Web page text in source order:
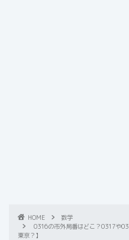
HOME
数学
0316の市外局番はどこ？0317や
東京？】